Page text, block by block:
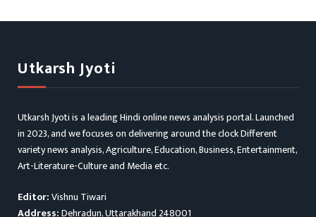
Utkarsh Jyoti
Utkarsh Jyoti is a leading Hindi online news analysis portal. Launched
in 2023, and we focuses on delivering around the clock Different
variety news analysis, Agriculture, Education, Business, Entertainment,
Art-Literature-Culture and Media etc.
Editor:Vishnu Tiwari
Address:Dehradun, Uttarakhand 248001